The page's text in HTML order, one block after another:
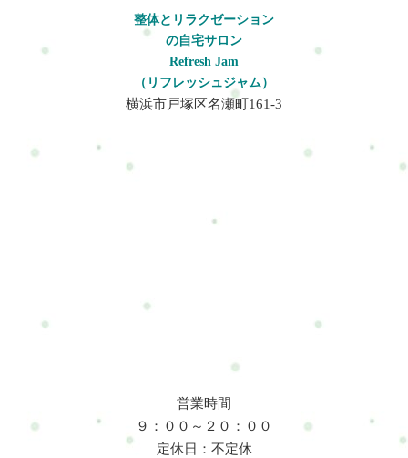
を用意してありますので、髪を整えていくことも可能です。。
※お帰りの際メイクをされる方はご自身のメイクセットをお持
ちください。注意事項タオルがピアスやイヤリングに引っかか
るととても危険なので、施術前に外して頂きます。目の周りも
指圧するので、コンタクトレンズを使用している方は外してき
など髪には何もつけない状態でお願いします。顔はタオルガー
ゼと言う優しい素材のタオルを顔にかけおこないます。化粧崩
しょうじた場合はすぐに言ってください。服装は？楽な服装で
は必要ないけど、今後利用するかもって考えのあなたブックマ
ーク登録やLINE登録をお勧めします(^^)住所：横浜市戸塚区名
整体とリラクゼーション
の自宅サロン
Refresh Jam
（リフレッシュジャム）
横浜市戸塚区名瀬町161-3
営業時間
９：００～２０：００
定休日：不定休